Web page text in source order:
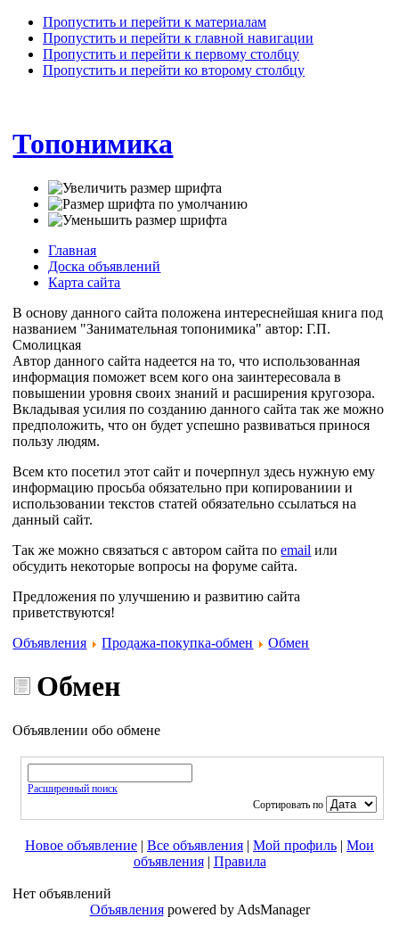
Пропустить и перейти к материалам
Пропустить и перейти к главной навигации
Пропустить и перейти к первому столбцу
Пропустить и перейти ко второму столбцу
Топонимика
Главная
Доска объявлений
Карта сайта
В основу данного сайта положена интереснейшая книга под
названием "Занимательная топонимика" автор: Г.П.
Смолицкая
Автор данного сайта надеется на то, что использованная
информация поможет всем кого она заинтересовала в
повышении уровня своих знаний и расширения кругозора.
Вкладывая усилия по созданию данного сайта так же можно
предположить, что он будет успешно развиваться принося
пользу людям.
Всем кто посетил этот сайт и почерпнул здесь нужную ему
информацию просьба обязательно при копированиии и
использовании текстов статей обязательно ссылаться на
данный сайт.
Так же можно связаться с автором сайта поemail или
обсудить некоторые вопросы на форуме сайта.
Предложения по улучшению и развитию сайта
приветствуются!
Объявления
Продажа-покупка-обмен Обмен
Обмен
Объявлении обо обмене
Расширенный поиск
Сортировать по
Новое объявление | Все объявления | Мой профиль | Мои
объявления| Правила
Нет объявлений
Объявленияpowered by AdsManager